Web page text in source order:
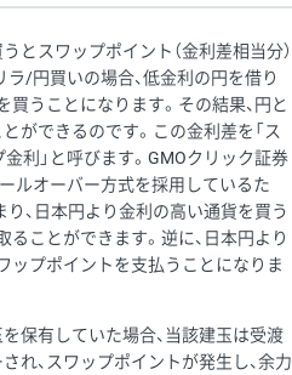
とスワップポイント（金利差相当分）
ラ/円買いの場合、低金利の円を借り
買うことになります。その結果、円と
ができるのです。この金利差を「ス
利」と呼びます。GMOクリック証券
ルオーバー方式を採用しているた
り、日本円より金利の高い通貨を買う
ることができます。逆に、日本円より
ップポイントを支払うことになりま
保有していた場合、当該建玉は受渡
れ、スワップポイントが発生し、余力